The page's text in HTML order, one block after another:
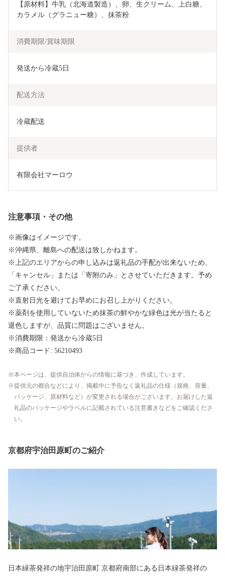
【原材料】牛乳（北海道製造）、卵、生クリーム、上白糖、
カラメル（グラニュー糖）、抹茶粉
消費期限/賞味期限
発送から冷蔵5日
配送方法
冷蔵配送
提供者
有限会社マーロウ
注意事項・その他
※画像はイメージです。
※沖縄県、離島への配送は致しかねます。
※上記のエリアからの申し込みは返礼品の手配が出来ないため、
「キャンセル」または「寄附のみ」とさせていただきます。予め
ご了承ください。
※直射日光を避けてお早めにお召し上がりください。
※薬剤を使用していないため抹茶の鮮やかな緑色は光が当たると
退色しますが、品質に問題はございません。
※消費期限：発送から冷蔵5日
※商品コード: 56210493
本ページは、提供自治体からの情報に基づき、作成しています。
提供元の都合などにより、掲載中に予告なく返礼品の仕様（規格、容量、
パッケージ、原材料など）が変更される場合がございます。お届けした返
礼品のパッケージやラベルに記載されている注意書きなどをご確認くださ
い。
京都府宇治田原町のご紹介
日本緑茶発祥の地宇治田原町 京都府南部にある日本緑茶発祥の